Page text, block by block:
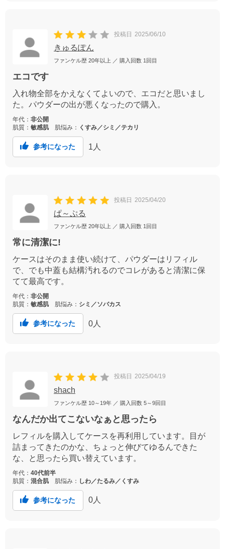
投稿日 2025/06/10
きゅるぽん
ファンケル歴 20年以上 ／ 購入回数 1回目
エコです
入れ物全部をかえなくてよいので、エコだと思いまし
た。パウダーの出が悪くなったので購入。
年代： 非公開
肌質： 敏感肌 肌悩み： くすみ／シミ／テカリ
参考になった 1 人
投稿日 2025/04/20
ぱ～ぷる
ファンケル歴 20年以上 ／ 購入回数 1回目
常に清潔に!
ケースはそのまま使い続けて、パウダーはリフィル
で、でも中蓋も結構汚れるのでコレがあると清潔に保
てて最高です。
年代： 非公開
肌質： 敏感肌 肌悩み： シミ／ソバカス
参考になった 0 人
投稿日 2025/04/19
shach
ファンケル歴 10～19年 ／ 購入回数 5～9回目
なんだか出てこないなぁと思ったら
レフィルを購入してケースを再利用しています。目が
詰まってきたのかな、ちょっと伸びてゆるんできた
な、と思ったら買い替えています。
年代： 40代前半
肌質： 混合肌 肌悩み： しわ／たるみ／くすみ
参考になった 0人